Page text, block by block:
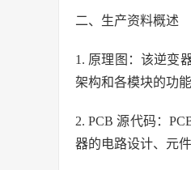
二、生产资料概述
1. 原理图：该逆变
架构和各模块的功
2. PCB 源代码：
器的电路设计、元